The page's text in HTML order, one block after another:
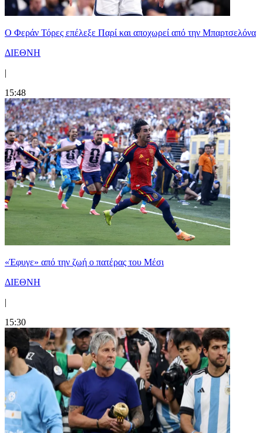
Ο Φεράν Τόρες επέλεξε Παρί και αποχωρεί από την Μπαρτσελόνα
ΔΙΕΘΝΗ
|
15:48
«Έφυγε» από την ζωή ο πατέρας του Μέσι
ΔΙΕΘΝΗ
|
15:30